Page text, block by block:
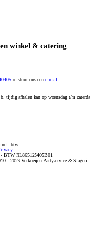
winkel & catering
of stuur ons een e-mail.
tijdig afhalen kan op woensdag t/m
incl. btw
BTW NL865125405B01
- 2026 Verkoeijen Partyservice & Slagerij